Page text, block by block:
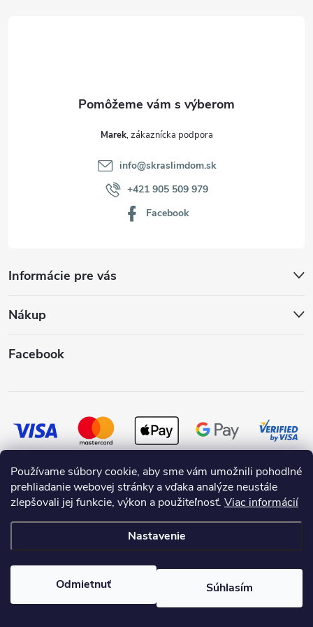
Používame súbory cookie, aby sme vám umožnili pohodlné
prehliadanie webovej stránky a vďaka analýze neustále
zlepšovali jej funkcie, výkon a použiteľnosť. Viac informácií
Nastavenie
Odmietnuť Súhlasím
Informácie pre vás
Nákup
Marek
info@skraslimdom.sk
+421 905 509 979
Facebook
Facebook
SKRASLIMDOM.SK. Všetky práva vyhradené.